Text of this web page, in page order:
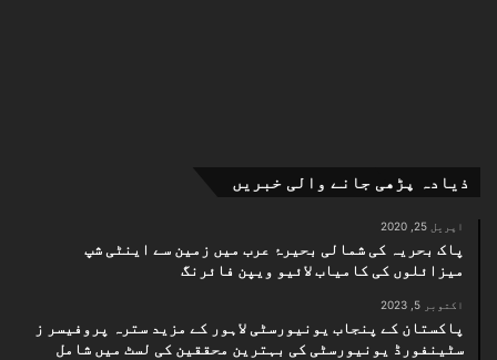
ذیادہ پڑھی جانے والی خبریں
اپریل 25, 2020
پاک بحریہ کی شمالی بحیرۂ عرب میں زمین سے اینٹی شپ
میزائلوں کی کامیاب لائیو ویپن فائرنگ
اکتوبر 5, 2023
پاکستان کے پنجاب یونیورسٹی لاہور کے مزید سترہ پروفیسر ز
سٹینفورڈ یونیورسٹی کی بہترین محققین کی لسٹ میں شامل